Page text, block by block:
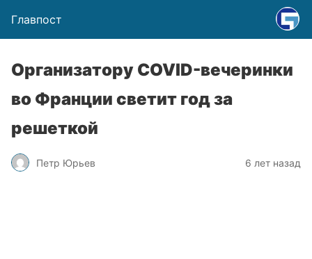
Главпост
Организатору COVID-вечеринки
во Франции светит год за
решеткой
Петр Юрьев 6 лет назад